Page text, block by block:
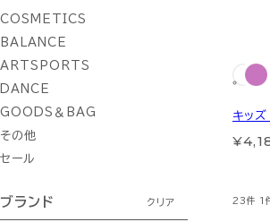
COSMETICS
BALANCE
ARTSPORTS
DANCE
GOODS＆BAG
その他
セール
ブランド クリア
キッズ
23件 1